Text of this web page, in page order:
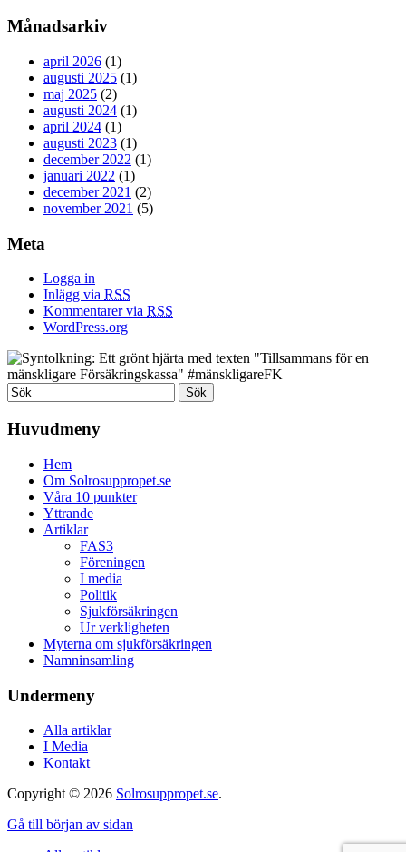
Månadsarkiv
april 2026 (1)
augusti 2025 (1)
maj 2025 (2)
augusti 2024 (1)
april 2024 (1)
augusti 2023 (1)
december 2022 (1)
januari 2022 (1)
december 2021 (2)
november 2021 (5)
Meta
Logga in
Inlägg via RSS
Kommentarer via RSS
WordPress.org
Huvudmeny
Hem
Om Solrosuppropet.se
Våra 10 punkter
Yttrande
Artiklar
FAS3
Föreningen
I media
Politik
Sjukförsäkringen
Ur verkligheten
Myterna om sjukförsäkringen
Namninsamling
Undermeny
Alla artiklar
I Media
Kontakt
Copyright © 2026 Solrosuppropet.se.
Gå till början av sidan